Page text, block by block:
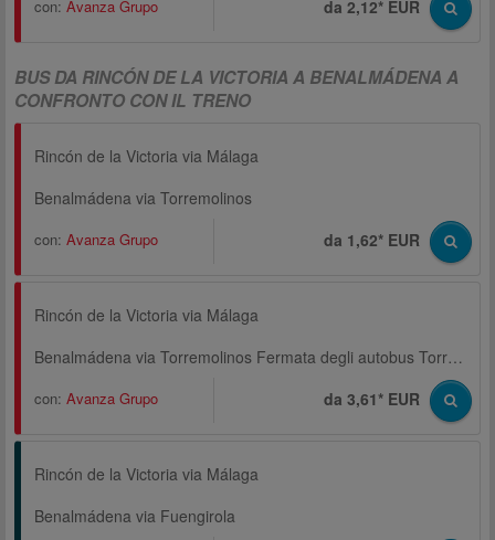
con: Avanza Grupo da 2,12* EUR
BUS DA RINCÓN DE LA VICTORIA A BENALMÁDENA A
CONFRONTO CON IL TRENO
Rincón de la Victoria via Málaga
Benalmádena via Torremolinos
con: Avanza Grupo da 1,62* EUR
Rincón de la Victoria via Málaga
Benalmádena via Torremolinos Fermata degli autobus Torremolinos (Plaza de la Nogalera)
con: Avanza Grupo da 3,61* EUR
Rincón de la Victoria via Málaga
Benalmádena via Fuengirola